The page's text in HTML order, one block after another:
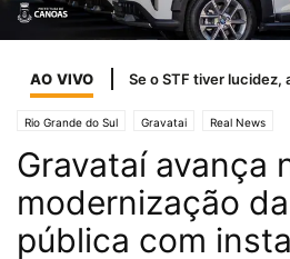
AO VIVO
Rio Grande do Sul Gravatai Real News
Gravataí avança
modernização
pública com